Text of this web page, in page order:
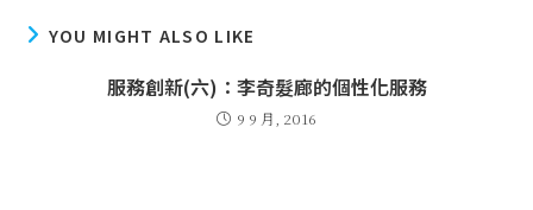
YOU MIGHT ALSO LIKE
服務創新(六)：李奇髮廊的個性化服務
9 9 月, 2016